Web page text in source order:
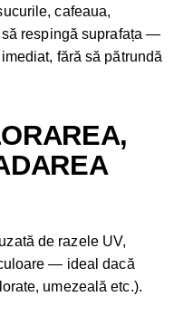
cafeaua,
respingă suprafața —
fără să pătrundă
de razele UV,
— ideal dacă
umezeală etc.).